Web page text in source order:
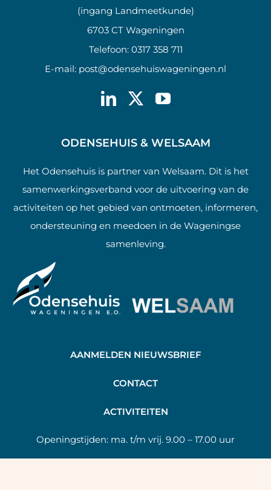
(ingang Landmeetkunde)
6703 CT Wageningen
Telefoon: 0317 358 711
E-mail: post@odensehuiswageningen.nl
ODENSEHUIS & WELSAAM
Het Odensehuis is partner van Welsaam. Dit is het
samenwerkingsverband voor de uitvoering van de
activiteiten op het gebied van ontmoeten, informeren,
ondersteuning en meedoen in de Wageningse
samenleving.
AANMELDEN NIEUWSBRIEF
CONTACT
ACTIVITEITEN
Openingstijden: ma. t/m vrij. 9.00 – 17.00 uur